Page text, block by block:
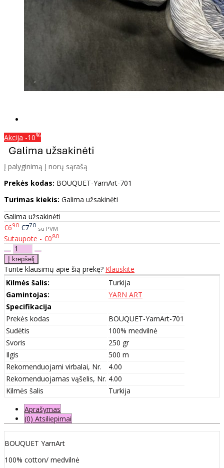
Akcija -10%
Į palyginimą Į norų sąrašą
Prekės kodas: BOUQUET-YarnArt-701
Turimas kiekis: Galima užsakinėti
Galima užsakinėti
€690 €770 su PVM
Sutaupote - €080
Turite klausimų apie šią prekę? Klauskite
Kilmės šalis:
Turkija
Gamintojas:
YARN ART
Specifikacija
Prekės kodas
BOUQUET-YarnArt-701
Sudėtis
100% medvilnė
Svoris
250 gr
Ilgis
500 m
Rekomenduojami virbalai, Nr.
4.00
Rekomenduojamas vąšelis, Nr. 4.00
Kilmės šalis
Turkija
Aprašymas
(0) Atsiliepimai
BOUQUET YarnArt
100% cotton/ medvilnė